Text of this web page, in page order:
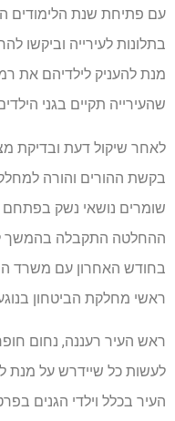
עם פתיחת שנת הלימודים
בתלונות לעירייה וביקשו
מנת להעניק לילדיהם את
שהעירייה תקיים בגני
לאחר שיקול דעת ובדיקת
בקשת ההורים והורה
ההחלטה התקבלה בהמשך
בחודש האחרון עם משרד
ראשי מחלקת הביטחון
ראש העיר רעננה, נחום
לעשות כל שיידרש על מנת
העיר בכלל וילדי הגנים